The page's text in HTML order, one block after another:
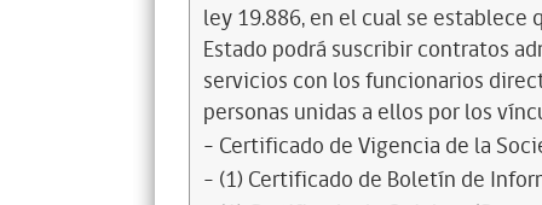
ley 19.886, en el cual se
Estado podrá suscribir contratos
servicios con los funcionarios
personas unidas a ellos por los
- Certificado de Vigencia de la
- (1) Certificado de Boletín de